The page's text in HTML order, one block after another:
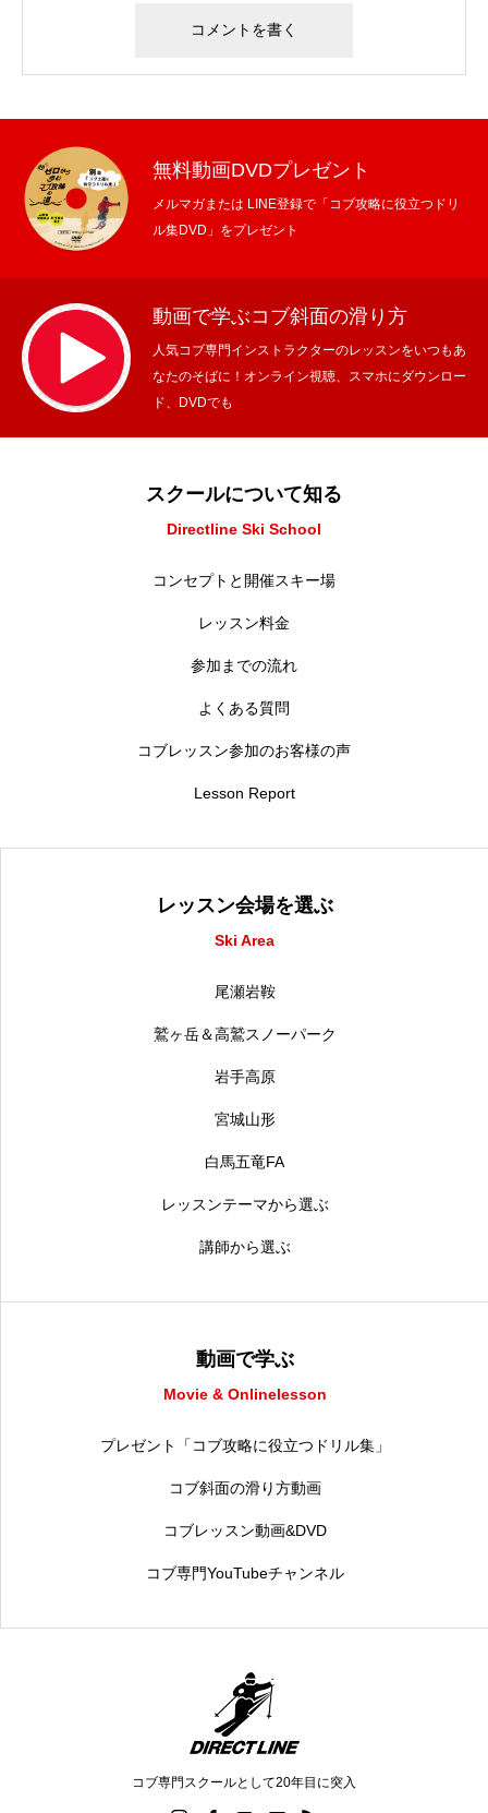
無料動画DVDプレゼント
メルマガまたは LINE登録で「コブ攻略に役立つドリ
ル集DVD」をプレゼント
動画で学ぶコブ斜面の滑り方
人気コブ専門インストラクターのレッスンをいつもあ
なたのそばに！オンライン視聴、スマホにダウンロー
ド、DVDでも
スクールについて知る
Directline Ski School
コンセプトと開催スキー場
レッスン料金
参加までの流れ
よくある質問
コブレッスン参加のお客様の声
Lesson Report
レッスン会場を選ぶ
Ski Area
尾瀬岩鞍
鷲ヶ岳＆高鷲スノーパーク
岩手高原
宮城山形
白馬五竜FA
レッスンテーマから選ぶ
講師から選ぶ
動画で学ぶ
Movie & Onlinelesson
プレゼント「コブ攻略に役立つドリル集」
コブ斜面の滑り方動画
コブレッスン動画&DVD
コブ専門YouTubeチャンネル
コブ専門スクールとして20年目に突入